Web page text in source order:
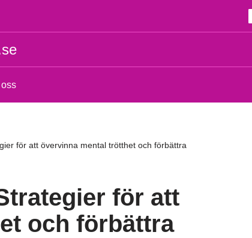
för att övervinna mental trötthet och förbättra
för att
och förbättra